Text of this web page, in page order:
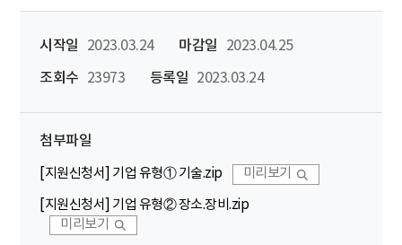
시작일 2023.03.24 마감일
2023.04.25
조회수
23973 등록일 2023.03.24
첨부파일
[지원신청서] 기업 유형① 기술.zip 미리보기
[지원신청서] 기업 유형② 장소.장비.zip
미리보기